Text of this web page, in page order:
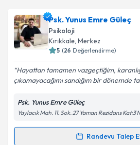
Psk. Yunus Emre Güleç
Psikoloji
Kırıkkale, Merkez
5 (26 Değerlendirme)
Hayattan tamamen vazgeçtiğim,
çıkamayacağımı sandığım bir dönemde
Psk. Yunus Emre Güleç
Yaylacık Mah. 11. Sok. 27 Yaman Rezidans Kat:3
Randevu Talep
Randevu Takvimi Talebi